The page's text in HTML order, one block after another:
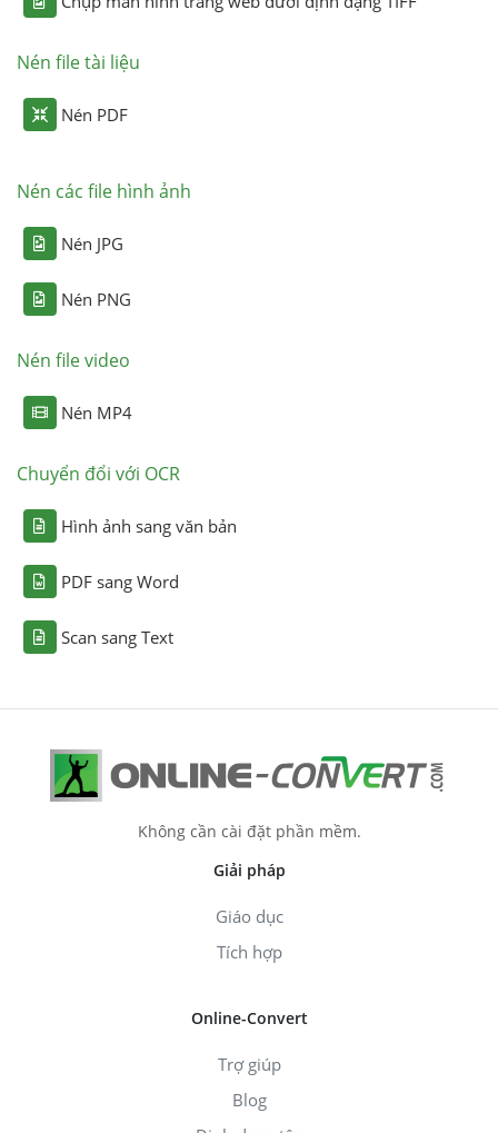
Nén file tài liệu
Nén PDF
Nén các file hình ảnh
Nén JPG
Nén PNG
Nén file video
Nén MP4
Chuyển đổi với OCR
Hình ảnh sang văn bản
PDF sang Word
Scan sang Text
Không cần cài đặt phần mềm.
Giải pháp
Giáo dục
Tích hợp
Online-Convert
Trợ giúp
Blog